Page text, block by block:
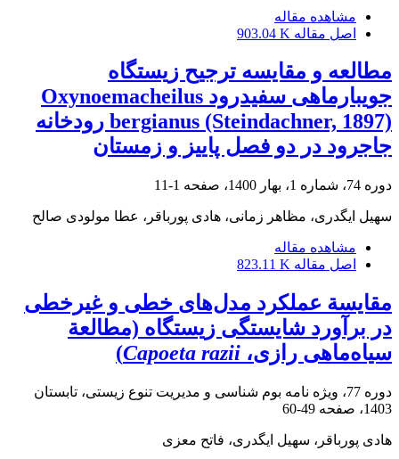
مشاهده مقاله
اصل مقاله 903.04 K
مطالعه و مقایسه ترجیح زیستگاه
جویبارماهی سفیدرود Oxynoemacheilus
bergianus (Steindachner, 1897) رودخانه
جاجرود در دو فصل پاییز و زمستان
دوره 74، شماره 1، بهار 1400، صفحه 1-11
سهیل ایگدری، مظاهر زمانی، هادی پورباقر، عطا مولودی صالح
مشاهده مقاله
اصل مقاله 823.11 K
مقایسة عملکرد مدل‌های خطی و غیرخطی
در برآورد شایستگی زیستگاه (مطالعة
سیاه‌ماهی رازی، Capoeta razii
)
دوره 77، ویژه نامه بوم شناسی و مدیریت تنوع زیستی، تابستان
1403، صفحه
49-60
هادی پورباقر، سهیل ایگدری، فاتح معزی